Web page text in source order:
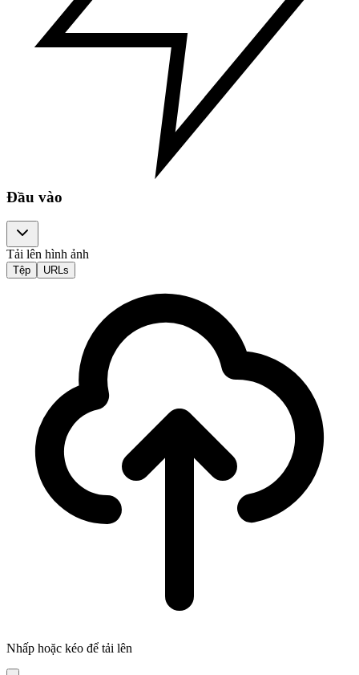
Đầu vào
Tải lên hình ảnh
Tệp URLs
Nhấp hoặc kéo để tải lên